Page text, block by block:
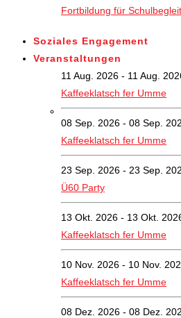
Fortbildung für
Soziales Engagement
Veranstaltungen
11 Aug. 2026 - 11 Aug.
Kaffeeklatsch fer Umme
08 Sep. 2026 - 08 Sep.
Kaffeeklatsch fer Umme
23 Sep. 2026 - 23 Sep.
Ü60 Party
13 Okt. 2026 - 13 Okt.
Kaffeeklatsch fer Umme
10 Nov. 2026 - 10 Nov.
Kaffeeklatsch fer Umme
08 Dez. 2026 - 08 Dez.